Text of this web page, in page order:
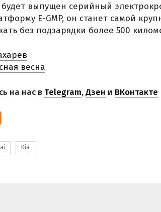
будет выпущен серийный
E-GMP, он станет самой
без подзарядки более 500
весна
на нас в Telegram,Дзен и ВКонтакте
Kia